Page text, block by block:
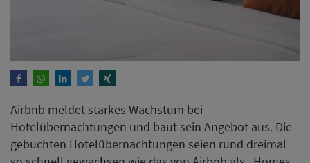
Airbnb meldet starkes Wachstum bei
Hotelübernachtungen und baut sein Angebot aus. Die
gebuchten Hotelübernachtungen seien rund dreimal